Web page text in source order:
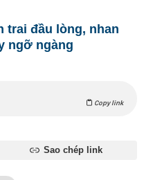
trai đầu lòng, nhan
ngỡ ngàng
Copy link
Sao chép link